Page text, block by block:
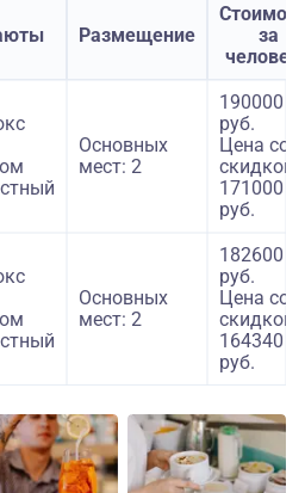
Размещение
за
Основных
мест: 2
190000
руб.
Цена со
скидкой:
171000
руб.
Основных
мест: 2
182600
руб.
Цена со
скидкой:
164340
руб.